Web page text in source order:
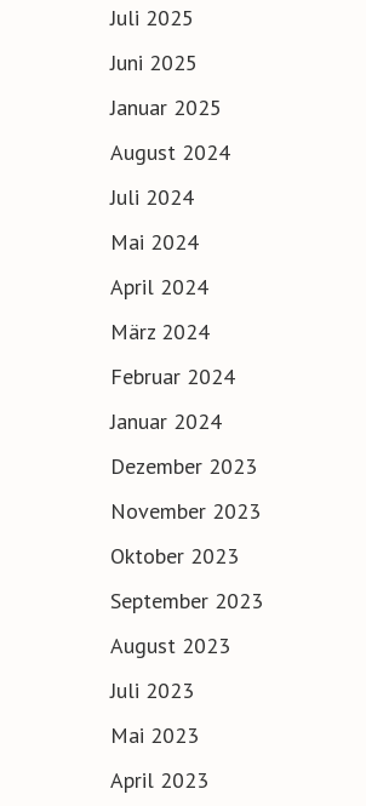
Juli 2025
Juni 2025
Januar 2025
August 2024
Juli 2024
Mai 2024
April 2024
März 2024
Februar 2024
Januar 2024
Dezember 2023
November 2023
Oktober 2023
September 2023
August 2023
Juli 2023
Mai 2023
April 2023